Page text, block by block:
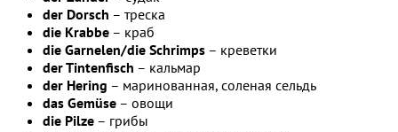
der Dorsch – треска
die Krabbe – краб
die Garnelen/die Schrimps – креветки
der Tintenfisch – кальмар
der Hering – маринованная, соленая сельдь
das Gemüse – овощи
die Pilze – грибы